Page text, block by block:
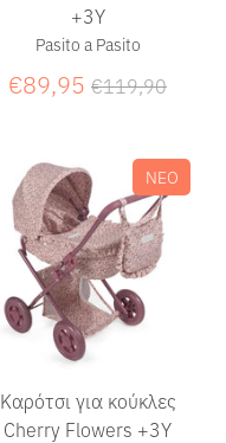
+3Υ
Pasito a Pasito
€89,95 Κανονική
€119,90
Καρότσι για κούκλες
Cherry Flowers +3Υ
ΝΕΟ